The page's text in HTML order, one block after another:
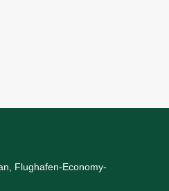
Flughafen-Economy-